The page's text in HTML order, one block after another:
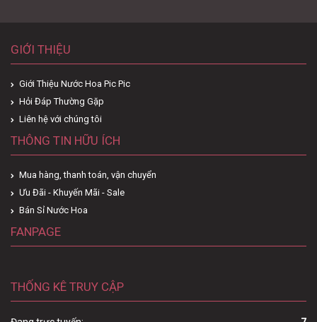
GIỚI THIỆU
Giới Thiệu Nước Hoa Pic Pic
Hỏi Đáp Thường Gặp
Liên hệ với chúng tôi
THÔNG TIN HỮU ÍCH
Mua hàng, thanh toán, vận chuyển
Ưu Đãi - Khuyến Mãi - Sale
Bán Sỉ Nước Hoa
FANPAGE
THỐNG KÊ TRUY CẬP